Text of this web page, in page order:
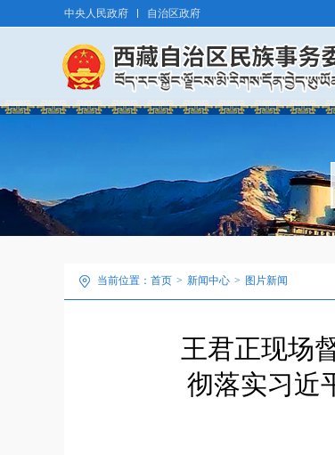
中央人民政府 自治区政府
当前位置： 首页 > 新闻中心 > 图片新闻
王君正现场
彻落实习近